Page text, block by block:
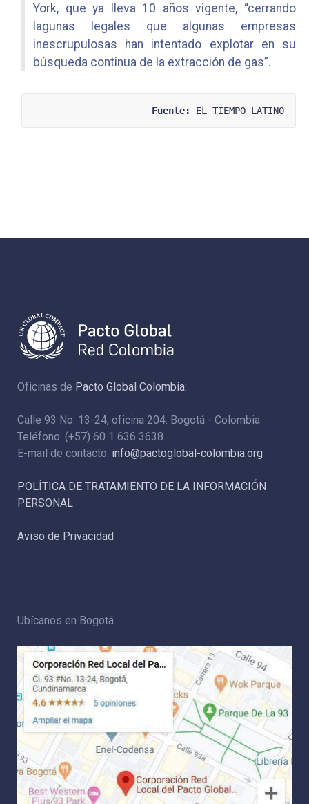
York, que ya lleva 10 años vigente, “cerrando
lagunas legales que algunas empresas
inescrupulosas han intentado explotar en su
búsqueda continua de la extracción de gas”.
Fuente: EL TIEMPO LATINO
Oficinas de Pacto Global Colombia:
Calle 93 No. 13-24, oficina 204. Bogotá - Colombia
Teléfono: (+57) 60 1 636 3638
E-mail de contacto: info@pactoglobal-colombia.org
POLÍTICA DE TRATAMIENTO DE LA INFORMACIÓN
PERSONAL
Aviso de Privacidad
Ubícanos en Bogotá